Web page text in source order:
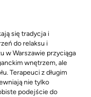
się tradycja i
do relaksu i
w Warszawie przyciąga
wnętrzem, ale
Terapeuci z długim
nie tylko
podejście do